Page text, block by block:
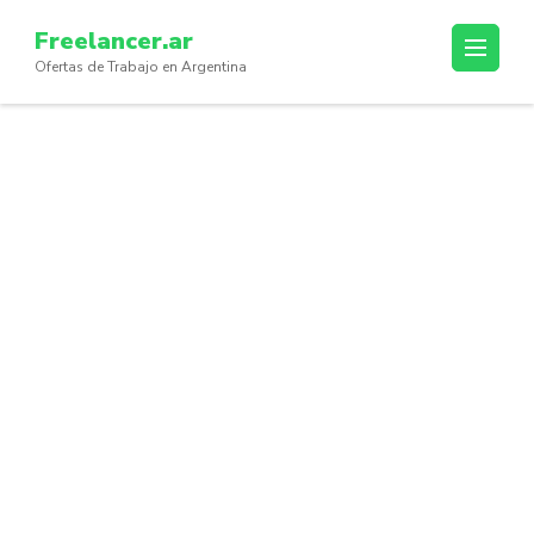
content
(Press
Freelancer.ar
Ofertas de Trabajo en Argentina